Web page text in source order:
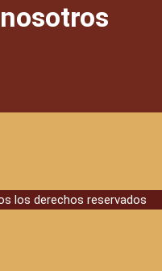
los derechos reservados